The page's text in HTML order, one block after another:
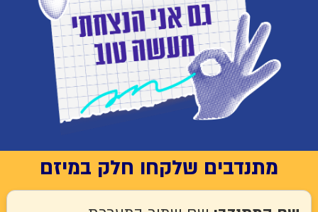
מתנדבים שלקחו חלק במיזם